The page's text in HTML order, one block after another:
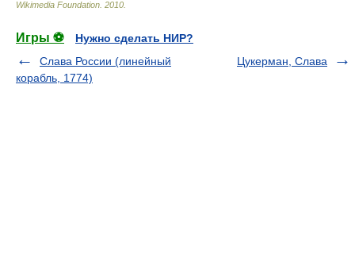
Wikimedia Foundation 2010
Игры ⚽
Нужно сделать НИР?
Слава России (линейный
корабль, 1774)
Цукерман, Слава